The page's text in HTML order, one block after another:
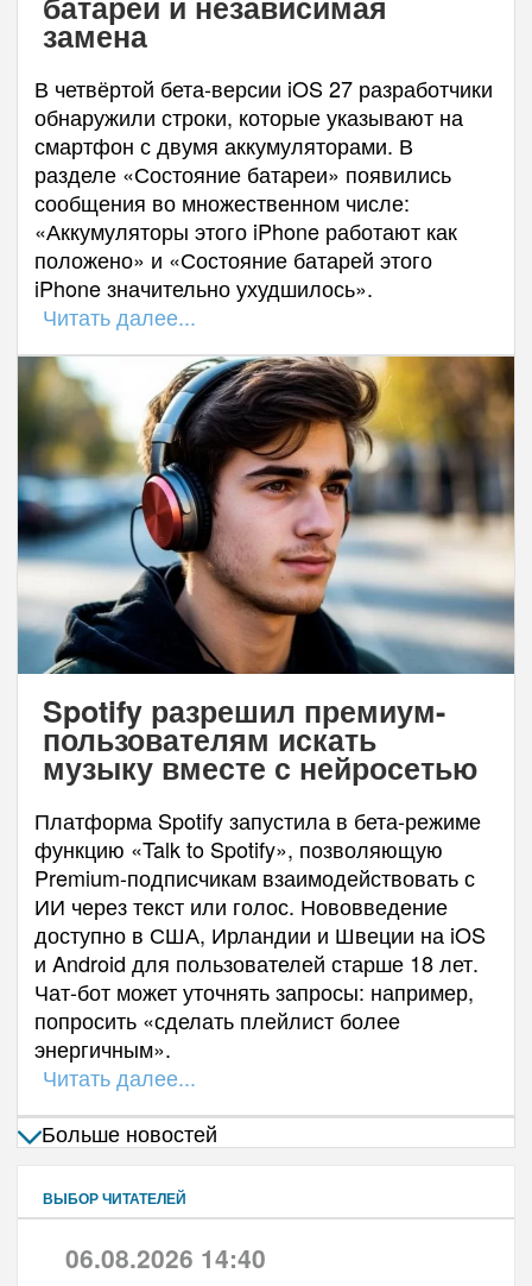
замена
В четвёртой бета-версии iOS 27 разработчики
обнаружили строки, которые указывают на
смартфон с двумя аккумуляторами. В
разделе «Состояние батареи» появились
сообщения во множественном числе:
«Аккумуляторы этого iPhone работают как
положено» и «Состояние батарей этого
iPhone значительно ухудшилось».
Читать далее...
Spotify разрешил премиум-
пользователям искать
музыку вместе с нейросетью
Платформа Spotify запустила в бета-режиме
функцию «Talk to Spotify», позволяющую
Premium-подписчикам взаимодействовать с
ИИ через текст или голос. Нововведение
доступно в США, Ирландии и Швеции на iOS
и Android для пользователей старше 18 лет.
Чат-бот может уточнять запросы: например,
попросить «сделать плейлист более
энергичным».
Читать далее...
Больше новостей
ВЫБОР ЧИТАТЕЛЕЙ
06.08.2026 14:40